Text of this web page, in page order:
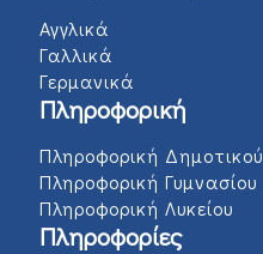
Αγγλικά
Γαλλικά
Γερμανικά
Πληροφορική
Πληροφορική Δημοτικού
Πληροφορική Γυμνασίου
Πληροφορική Λυκείου
Πληροφορίες